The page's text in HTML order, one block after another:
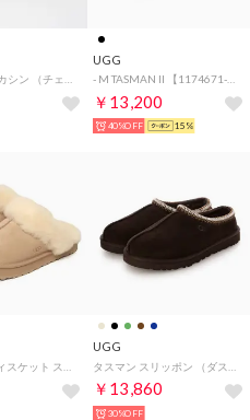
UGG
- M TASMAN II 【1174671-BLK】 （black）
￥13,200
40%OFF 15%
UGG
￥13,860
30%OFF